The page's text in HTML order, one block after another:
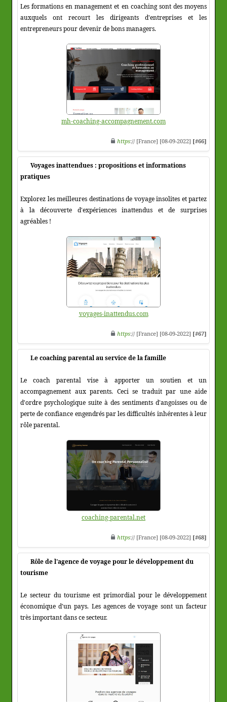
Les formations en management et en coaching sont des moyens
auxquels ont recourt les dirigeants d'entreprises et les
entrepreneurs pour devenir de bons managers.
mh-coaching-accompagnement.com
https:// [France] [08-09-2022] [#66]
Voyages inattendues : propositions et informations
pratiques
Explorez les meilleures destinations de voyage insolites et partez
à la découverte d'expériences inattendus et de surprises
agréables !
voyages-inattendus.com
https:// [France] [08-09-2022] [#67]
Le coaching parental au service de la famille
Le coach parental vise à apporter un soutien et un
accompagnement aux parents. Ceci se traduit par une aide
d'ordre psychologique suite à des sentiments d'angoisses ou de
perte de confiance engendrés par les difficultés inhérentes à leur
rôle parental.
coaching-parental.net
https:// [France] [08-09-2022] [#68]
Rôle de l'agence de voyage pour le développement du
tourisme
Le secteur du tourisme est primordial pour le développement
économique d'un pays. Les agences de voyage sont un facteur
très important dans ce secteur.